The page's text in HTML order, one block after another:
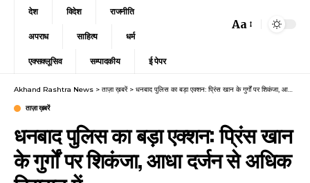
देश विदेश राजनीति
अपराध साहित्य धर्म
एक्सक्लूसिव सम्पादकीय ई पेपर
Font
Aa
Akhand Rashtra News > ताज़ा ख़बरें> धनबाद पुलिस का बड़ा एक्शन: प्रिंस खान के गुर्गों पर शिकंजा, आधा दर्जन से अधिक हिरासत में
ताज़ा ख़बरें
धनबाद पुलिस का बड़ा एक्शन: प्रिंस खान
के गुर्गों पर शिकंजा, आधा दर्जन से अधिक